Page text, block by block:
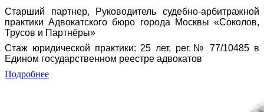
Старший партнер, Руководитель судебно-арбитражной
практики Адвокатского бюро города Москвы «Соколов,
Трусов и Партнёры»
Стаж юридической практики: 25 лет, рег.№ 77/10485 в
Едином государственном реестре адвокатов
Подробнее